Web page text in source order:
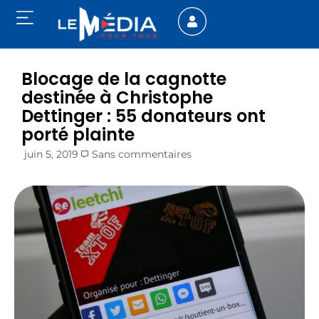
Blocage de la cagnotte
destinée à Christophe
Dettinger : 55 donateurs ont
porté plainte
juin 5, 2019 Sans commentaires